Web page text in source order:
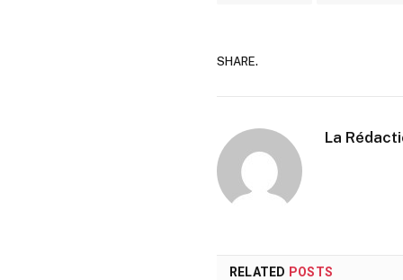
SHARE.
La
RELATED POSTS